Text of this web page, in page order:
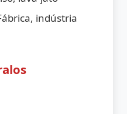
indústria